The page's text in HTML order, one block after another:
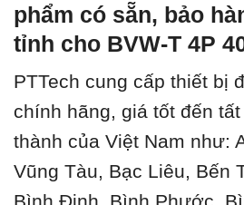
phẩm có sẵn, bảo
tỉnh cho BVW-T 4P
PTTech cung cấp thiết bị
chính hãng, giá tốt đến
thành của Việt Nam như:
Vũng Tàu, Bạc Liêu, Bến